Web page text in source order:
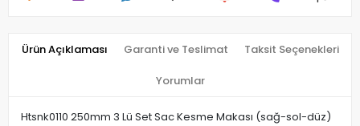
Ürün Açıklaması Garanti ve Teslimat Taksit Seçenekleri
Yorumlar
Htsnk0110 250mm 3 Lü Set Sac Kesme Makası (sağ-sol-düz)